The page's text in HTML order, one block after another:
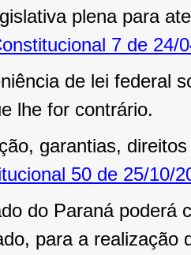
plena para
7 de 24/
de lei federal
lhe for contrário.
garantias,
50 de 25/10/
do Paraná poderá
para a realização